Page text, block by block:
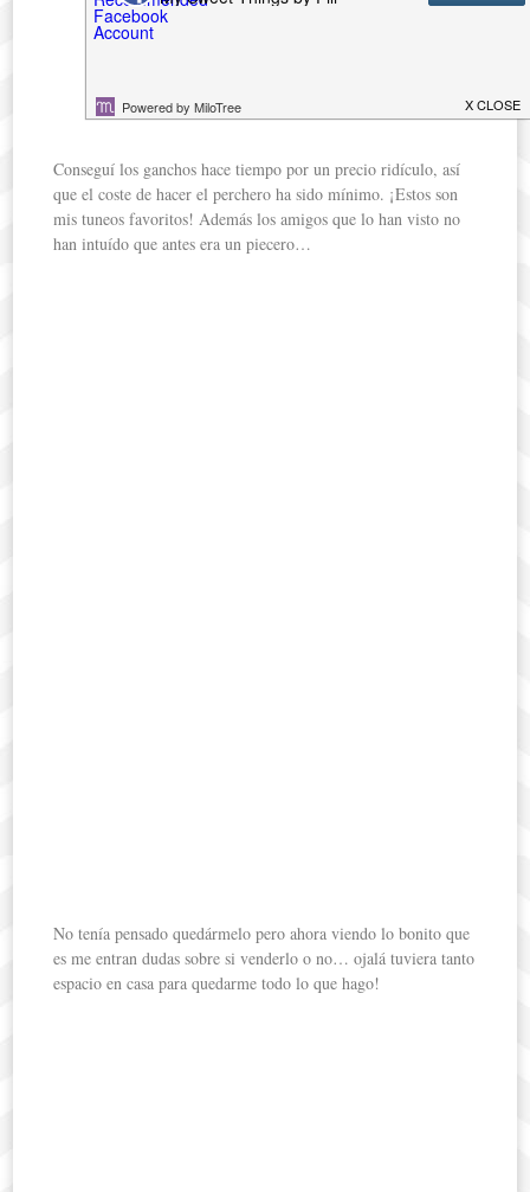
Conseguí los ganchos hace tiempo por un precio ridículo, así
que el coste de hacer el perchero ha sido mínimo. ¡Estos son
mis tuneos favoritos! Además los amigos que lo han visto no
han intuído que antes era un piecero…
No tenía pensado quedármelo pero ahora viendo lo bonito que
es me entran dudas sobre si venderlo o no… ojalá tuviera tanto
espacio en casa para quedarme todo lo que hago!